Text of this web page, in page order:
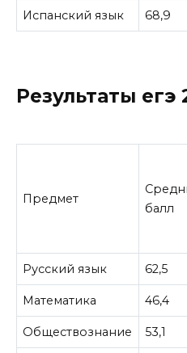
Испанский язык 68,9
Результаты егэ
Предмет
балл
Русский язык 62,5
Математика 46,4
Обществознание 53,1